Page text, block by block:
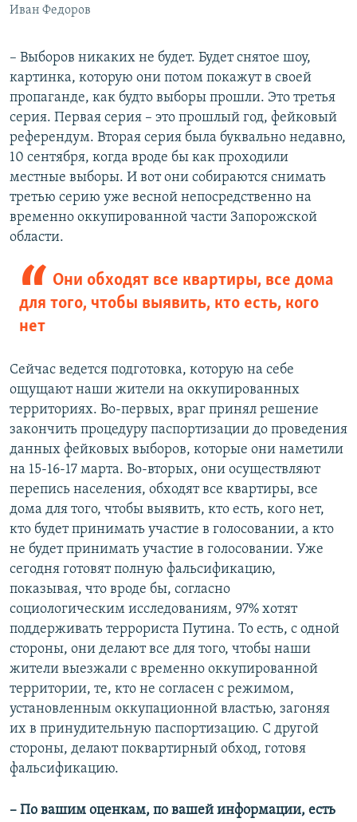
Иван Федоров
– Выборов никаких не будет. Будет снятое шоу,
картинка, которую они потом покажут в своей
пропаганде, как будто выборы прошли. Это третья
серия. Первая серия – это прошлый год, фейковый
референдум. Вторая серия была буквально недавно,
10 сентября, когда вроде бы как проходили
местные выборы. И вот они собираются снимать
третью серию уже весной непосредственно на
временно оккупированной части Запорожской
области.
Они обходят все квартиры, все дома
для того, чтобы выявить, кто есть, кого
нет
Сейчас ведется подготовка, которую на себе
ощущают наши жители на оккупированных
территориях. Во-первых, враг принял решение
закончить процедуру паспортизации до проведения
данных фейковых выборов, которые они наметили
на 15-16-17 марта. Во-вторых, они осуществляют
перепись населения, обходят все квартиры, все
дома для того, чтобы выявить, кто есть, кого нет,
кто будет принимать участие в голосовании, а кто
не будет принимать участие в голосовании. Уже
сегодня готовят полную фальсификацию,
показывая, что вроде бы, согласно
социологическим исследованиям, 97% хотят
поддерживать террориста Путина. То есть, с одной
стороны, они делают все для того, чтобы наши
жители выезжали с временно оккупированной
территории, те, кто не согласен с режимом,
установленным оккупационной властью, загоняя
их в принудительную паспортизацию. С другой
стороны, делают поквартирный обход, готовя
фальсификацию.
– По вашим оценкам, по вашей информации, есть